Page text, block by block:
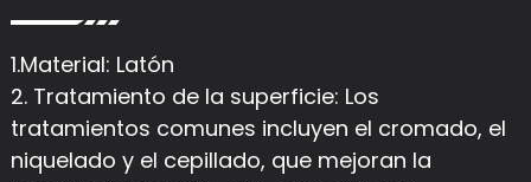
1.Material: Latón
2. Tratamiento de la superficie: Los
tratamientos comunes incluyen el cromado, el
niquelado y el cepillado, que mejoran la